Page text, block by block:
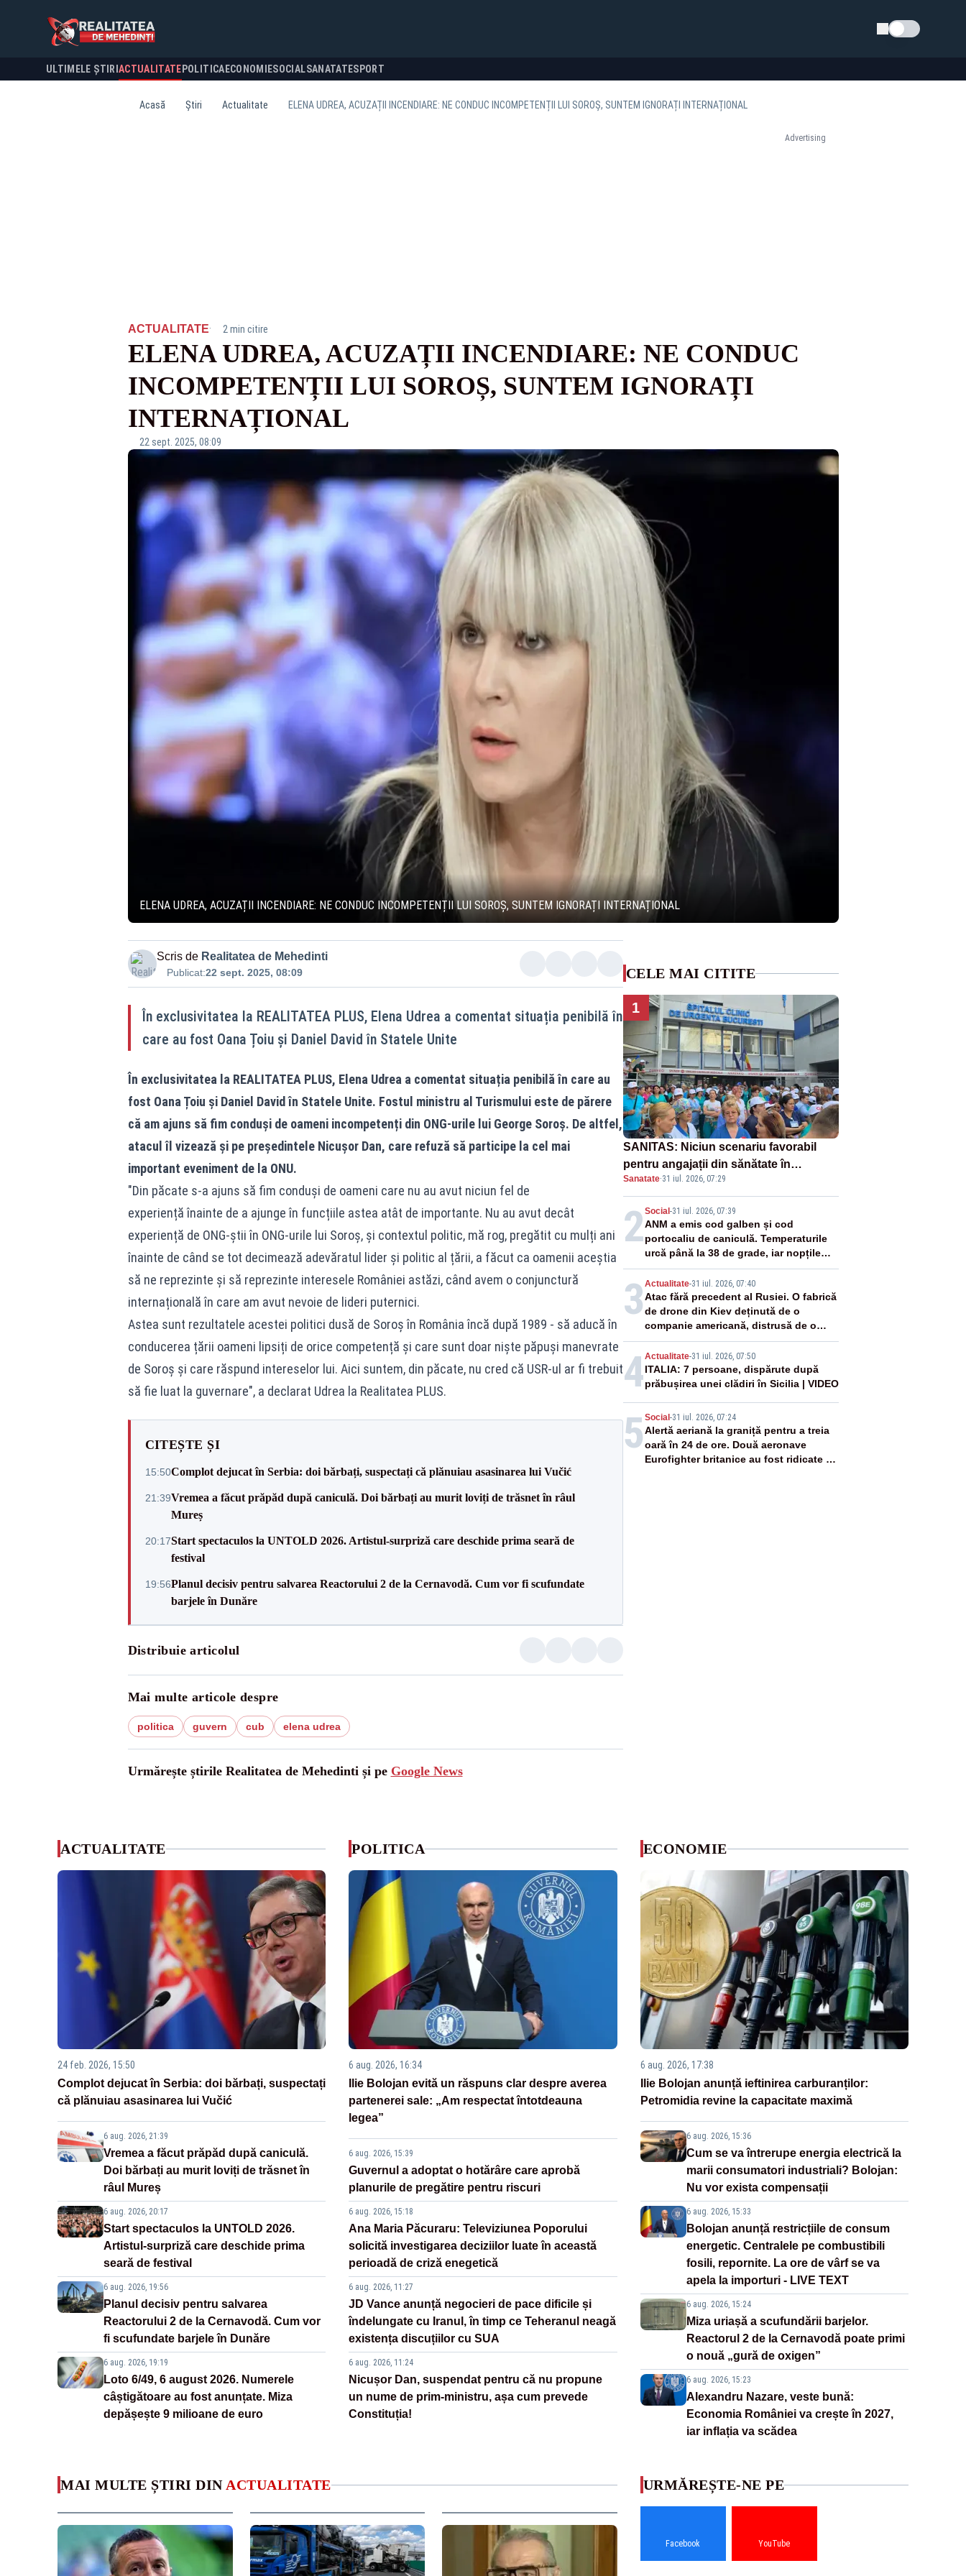
Schimba tema
ULTIMELE ȘTIRI ACTUALITATE POLITICA ECONOMIESOCIALSANATATESPORT
Acasă Știri Actualitate ELENA UDREA, ACUZAȚII INCENDIARE: NE CONDUC INCOMPETENȚII LUI SOROȘ, SUNTEM IGNORAȚI INTERNAȚIONAL
Advertising
ACTUALITATE· 2 min citire
ELENA UDREA, ACUZAȚII INCENDIARE: NE CONDUC
INCOMPETENȚII LUI SOROȘ, SUNTEM IGNORAȚI
INTERNAȚIONAL
22 sept. 2025, 08:09
ELENA UDREA, ACUZAȚII INCENDIARE: NE CONDUC INCOMPETENȚII LUI SOROȘ, SUNTEM IGNORAȚI INTERNAȚIONAL
Scris de Realitatea de Mehedinti
Publicat:22 sept. 2025, 08:09
În exclusivitatea la REALITATEA PLUS, Elena Udrea a comentat situația penibilă în
care au fost Oana Țoiu și Daniel David în Statele Unite
În exclusivitatea la REALITATEA PLUS, Elena Udrea a comentat situația penibilă în care au
fost Oana Țoiu și Daniel David în Statele Unite. Fostul ministru al Turismului este de părere
că am ajuns să fim conduși de oameni incompetenți din ONG-urile lui George Soroș. De altfel,
atacul îl vizează și pe președintele Nicușor Dan, care refuză să participe la cel mai
important eveniment de la ONU.
"Din păcate s-a ajuns să fim conduși de oameni care nu au avut niciun fel de
experiență înainte de a ajunge în funcțiile astea atât de importante. Nu au avut decât
experiență de ONG-știi în ONG-urile lui Soroș, și contextul politic, mă rog, pregătit cu mulți ani
înainte de când se tot decimează adevăratul lider și politic al țării, a făcut ca oamenii aceștia
să ne reprezinte și să reprezinte interesele României astăzi, când avem o conjunctură
internațională în care am avut nevoie de lideri puternici.
Astea sunt rezultatele acestei politici dusă de Soroș în România încă după 1989 - să aducă în
conducerea țării oameni lipsiți de orice competență și care sunt doar niște păpuși manevrate
de Soroș și care răspund intereselor lui. Aici suntem, din păcate, nu cred că USR-ul ar fi trebuit
să fie luat la guvernare", a declarat Udrea la Realitatea PLUS.
CITEȘTE ȘI
15:50Complot dejucat în Serbia: doi bărbați, suspectați că plănuiau asasinarea lui Vučić
21:39Vremea a făcut prăpăd după caniculă. Doi bărbați au murit loviți de trăsnet în râul
Mureș
20:17Start spectaculos la UNTOLD 2026. Artistul-surpriză care deschide prima seară de
festival
19:56Planul decisiv pentru salvarea Reactorului 2 de la Cernavodă. Cum vor fi scufundate
barjele în Dunăre
Distribuie articolul
Mai multe articole despre
politica guvern cub elena udrea
Urmărește știrile Realitatea de Mehedinti și pe Google News
CELE MAI CITITE
1
SANITAS: Niciun scenariu favorabil
pentru angajații din sănătate în
proiectul Legii salarizării
Sanatate·31 iul. 2026, 07:29
2Social -31 iul. 2026, 07:39
ANM a emis cod galben și cod
portocaliu de caniculă. Temperaturile
urcă până la 38 de grade, iar nopțile
devin tropicale
3 Actualitate-31 iul. 2026, 07:40
Atac fără precedent al Rusiei. O fabrică
de drone din Kiev deținută de o
companie americană, distrusă de o
rachetă rusească
4Actualitate-31 iul. 2026, 07:50
ITALIA: 7 persoane, dispărute după
prăbușirea unei clădiri în Sicilia | VIDEO
5 Social -31 iul. 2026, 07:24
Alertă aeriană la graniță pentru a treia
oară în 24 de ore. Două aeronave
Eurofighter britanice au fost ridicate de
ACTUALITATE
24 feb. 2026, 15:50
Complot dejucat în Serbia: doi bărbați, suspectați
că plănuiau asasinarea lui Vučić
6 aug. 2026, 21:39
Vremea a făcut prăpăd după caniculă.
Doi bărbați au murit loviți de trăsnet în
râul Mureș
6 aug. 2026, 20:17
Start spectaculos la UNTOLD 2026.
Artistul-surpriză care deschide prima
seară de festival
6 aug. 2026, 19:56
Planul decisiv pentru salvarea
Reactorului 2 de la Cernavodă. Cum vor
fi scufundate barjele în Dunăre
6 aug. 2026, 19:19
Loto 6/49, 6 august 2026. Numerele
câștigătoare au fost anunțate. Miza
depășește 9 milioane de euro
POLITICA
6 aug. 2026, 16:34
Ilie Bolojan evită un răspuns clar despre averea
partenerei sale: „Am respectat întotdeauna
legea”
6 aug. 2026, 15:39
Guvernul a adoptat o hotărâre care aprobă
planurile de pregătire pentru riscuri
6 aug. 2026, 15:18
Ana Maria Păcuraru: Televiziunea Poporului
solicită investigarea deciziilor luate în această
perioadă de criză enegetică
6 aug. 2026, 11:27
JD Vance anunță negocieri de pace dificile și
îndelungate cu Iranul, în timp ce Teheranul neagă
existența discuțiilor cu SUA
6 aug. 2026, 11:24
Nicușor Dan, suspendat pentru că nu propune
un nume de prim-ministru, așa cum prevede
Constituția!
ECONOMIE
6 aug. 2026, 17:38
Ilie Bolojan anunță ieftinirea carburanților:
Petromidia revine la capacitate maximă
6 aug. 2026, 15:36
Cum se va întrerupe energia electrică la
marii consumatori industriali? Bolojan:
Nu vor exista compensații
6 aug. 2026, 15:33
Bolojan anunță restricțiile de consum
energetic. Centralele pe combustibili
fosili, repornite. La ore de vârf se va
apela la importuri - LIVE TEXT
6 aug. 2026, 15:24
Miza uriașă a scufundării barjelor.
Reactorul 2 de la Cernavodă poate primi
o nouă „gură de oxigen”
6 aug. 2026, 15:23
Alexandru Nazare, veste bună:
Economia României va crește în 2027,
iar inflația va scădea
MAI MULTE ȘTIRI DIN ACTUALITATE URMĂREȘTE-NE PE
Facebook YouTube